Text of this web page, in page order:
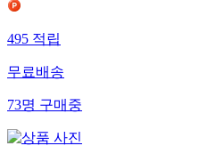
495 적립
무료배송
73명 구매중